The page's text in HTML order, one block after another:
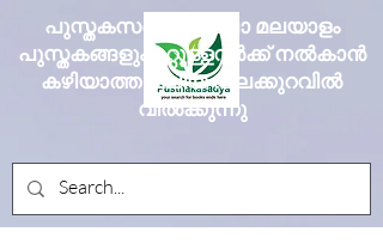
പുസ്തകസദ്യ എല്ലാ മലയാളം
പുസ്തകങ്ങളും മറ്റുള്ളവർക്ക് നൽകാൻ
കഴിയാത്ത വലിയ വിലക്കുറവിൽ
വിൽക്കുന്നു